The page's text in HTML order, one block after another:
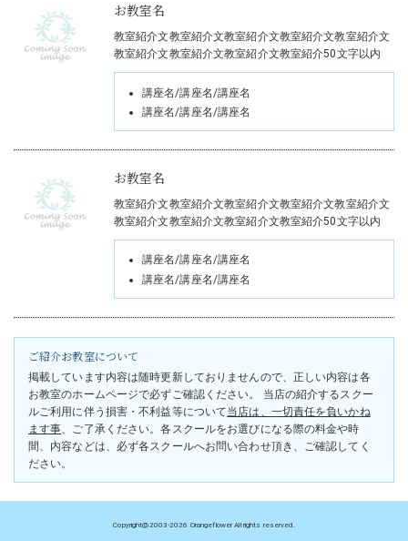
お教室名
教室紹介文教室紹介文教室紹介文教室紹介文教室紹介文
教室紹介文教室紹介文教室紹介文教室紹介50文字以内
講座名/講座名/講座名
講座名/講座名/講座名
お教室名
教室紹介文教室紹介文教室紹介文教室紹介文教室紹介文
教室紹介文教室紹介文教室紹介文教室紹介50文字以内
講座名/講座名/講座名
講座名/講座名/講座名
ご紹介お教室について
掲載しています内容は随時更新しておりませんので、正しい内容は各
お教室のホームページで必ずご確認ください。 当店の紹介するスクー
ルご利用に伴う損害・不利益等について当店は、一切責任を負いかね
ます事 、ご了承ください。各スクールをお選びになる際の料金や時
間、内容などは、必ず各スクールへお問い合わせ頂き、ご確認してく
ださい。
Copyright@2003-2026 Orangeflower All rights reserved.